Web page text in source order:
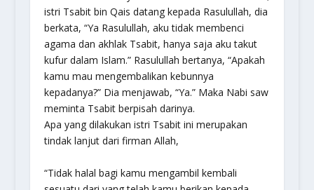
istri Tsabit bin Qais datang kepada Rasulullah, dia
berkata, “Ya Rasulullah, aku tidak membenci
agama dan akhlak Tsabit, hanya saja aku takut
kufur dalam Islam.” Rasulullah bertanya, “Apakah
kamu mau mengembalikan kebunnya
kepadanya?” Dia menjawab, “Ya.” Maka Nabi saw
meminta Tsabit berpisah darinya.
Apa yang dilakukan istri Tsabit ini merupakan
tindak lanjut dari firman Allah,
“Tidak halal bagi kamu mengambil kembali